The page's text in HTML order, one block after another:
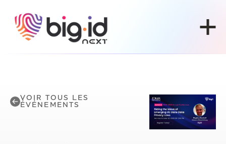
VOIR TOUS LES
ÉVÉNEMENTS